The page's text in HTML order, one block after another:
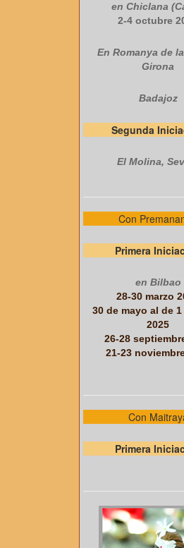
en Chiclana
2-4 octubre
En Romanya de
Girona
Badajoz
Segunda
El Molina,
Con
Primera
en Bilbao
28-30 marzo
30 de mayo al de
2025
26-28
21-23
Con
Primera